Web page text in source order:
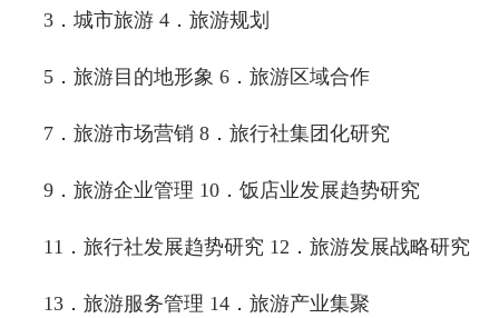
3 ．城市旅游 4．旅游规划
5 ．旅游目的地形象 6．旅游区域合作
7 ．旅游市场营销 8．旅行社集团化研究
9 ．旅游企业管理 10．饭店业发展趋势研究
11 ．旅行社发展趋势研究 12．旅游发展战略研究
13 ．旅游服务管理 14．旅游产业集聚